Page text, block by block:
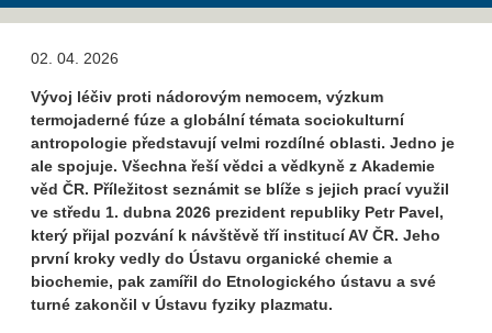
02. 04. 2026
Vývoj léčiv proti nádorovým nemocem, výzkum
termojaderné fúze a globální témata sociokulturní
antropologie představují velmi rozdílné oblasti. Jedno je
ale spojuje. Všechna řeší vědci a vědkyně z Akademie
věd ČR. Příležitost seznámit se blíže s jejich prací využil
ve středu 1. dubna 2026 prezident republiky Petr Pavel,
který přijal pozvání k návštěvě tří institucí AV ČR. Jeho
první kroky vedly do Ústavu organické chemie a
biochemie, pak zamířil do Etnologického ústavu a své
turné zakončil v Ústavu fyziky plazmatu.